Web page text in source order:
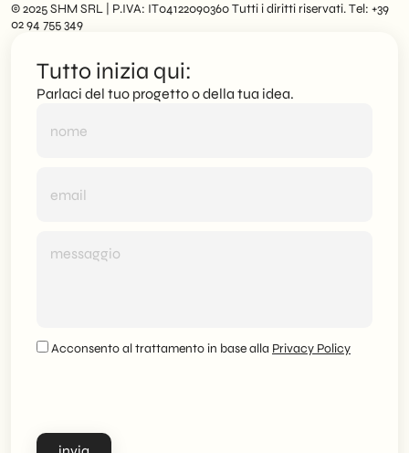
© 2025 SHM SRL | P.IVA: IT04122090360 Tutti i diritti riservati. Tel: +39
02 94 755 349
Tutto inizia qui:
Parlaci del tuo progetto o della tua idea.
Acconsento al trattamento in base alla Privacy Policy